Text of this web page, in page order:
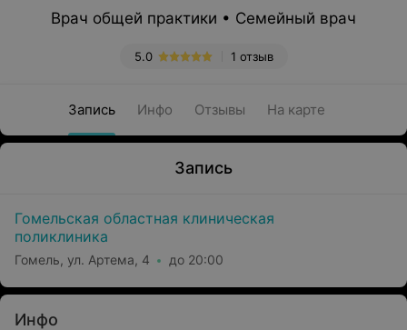
Врач общей практики • Семейный врач
1 отзыв
5.0
Запись Инфо Отзывы На карте
Запись
Гомельская областная клиническая
поликлиника
Гомель, ул. Артема, 4 до 20:00
Инфо